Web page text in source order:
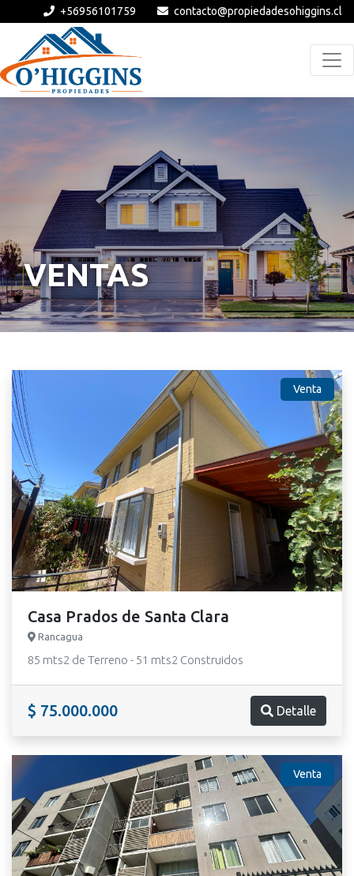
+56956101759 contacto@propiedadesohiggins.cl
VENTAS
Venta
Casa Prados de Santa Clara
Rancagua
85 mts2 de Terreno - 51 mts2 Construidos
$ 75.000.000 Detalle
Venta